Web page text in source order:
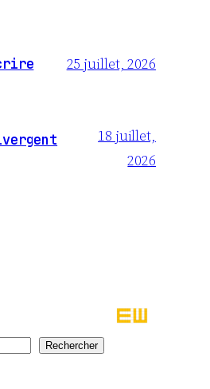
25 juillet, 2026
18 juillet,
2026
Rechercher